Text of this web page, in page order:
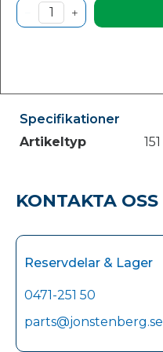
Specifikationer
Artikeltyp
151
KONTAKTA OSS
Reservdelar & Lager
0471-251 50
parts@jonstenberg.se